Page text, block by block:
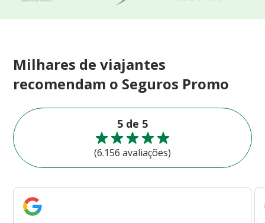
Milhares de viajantes
recomendam o Seguros Promo
5 de 5
(6.156 avaliações)